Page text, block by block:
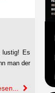
lustig! Es
man der